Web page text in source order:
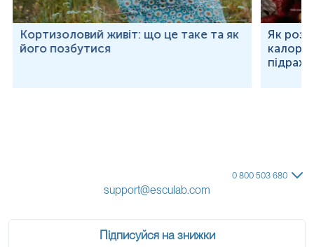
Кортизоловий живіт: що це таке та як
його позбутися
Як
0 800 503 680
support@esculab.com
Підписуйся на знижки